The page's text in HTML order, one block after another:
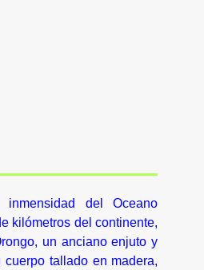
del Oceano
kilómetros del continente,
un anciano enjuto y
tallado en madera,